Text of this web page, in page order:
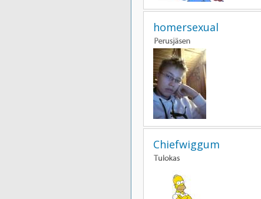
homersexual
Chiefwiggum